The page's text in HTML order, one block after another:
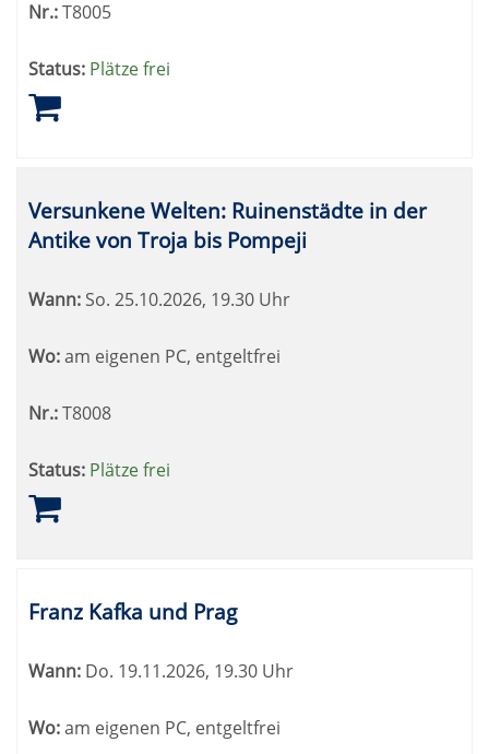
Nr.:T8005
Status: Plätze frei
Versunkene Welten: Ruinenstädte in der
Antike von Troja bis Pompeji
Wann: So. 25.10.2026, 19.30 Uhr
Wo:am eigenen PC, entgeltfrei
Nr.:T8008
Status: Plätze frei
Franz Kafka und Prag
Wann: Do. 19.11.2026, 19.30 Uhr
Wo:am eigenen PC, entgeltfrei